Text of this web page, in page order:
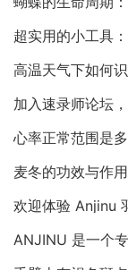
超实用的小工具
高温天气下如何
加入速录师论坛
心率正常范围是
麦冬的功效与作
欢迎体验 Anjinu
ANJINU 是一个